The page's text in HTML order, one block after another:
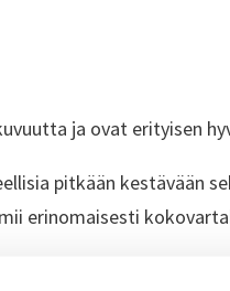
ja ovat erityisen
pitkään kestävään
erinomaisesti
ei suositella